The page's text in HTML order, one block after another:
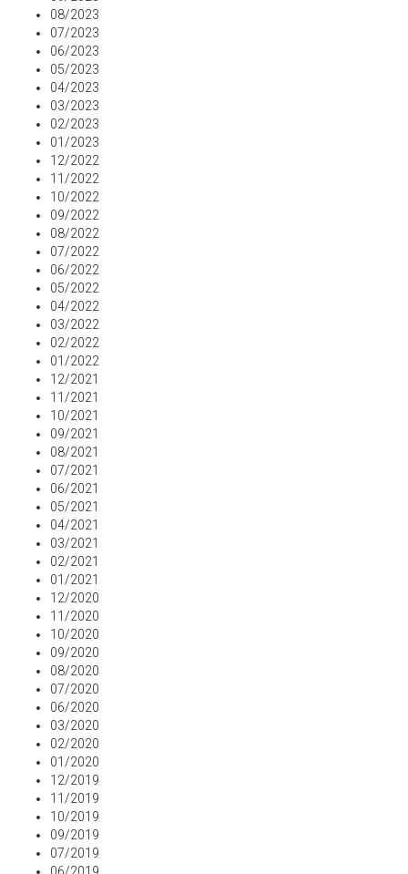
08/2023
07/2023
06/2023
05/2023
04/2023
03/2023
02/2023
01/2023
12/2022
11/2022
10/2022
09/2022
08/2022
07/2022
06/2022
05/2022
04/2022
03/2022
02/2022
01/2022
12/2021
11/2021
10/2021
09/2021
08/2021
07/2021
06/2021
05/2021
04/2021
03/2021
02/2021
01/2021
12/2020
11/2020
10/2020
09/2020
08/2020
07/2020
06/2020
03/2020
02/2020
01/2020
12/2019
11/2019
10/2019
09/2019
07/2019